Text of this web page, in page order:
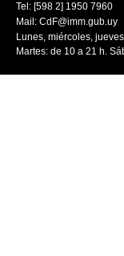
Tel: [598 2] 1950 7960
Mail: CdF@imm.gub.uy
Lunes, miércoles,
Martes: de 10 a 21 h.